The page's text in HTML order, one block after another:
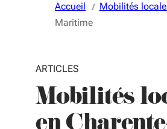
Accueil Mobilités
Maritime
ARTICLES
Mobilités